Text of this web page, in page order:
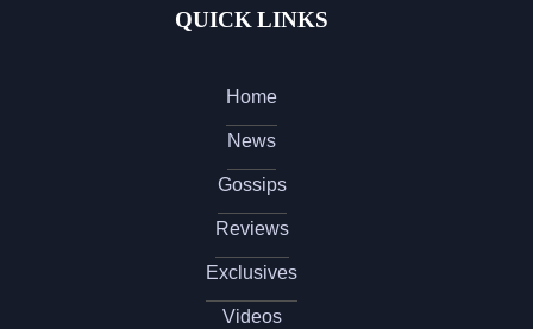
QUICK LINKS
Home
News
Gossips
Reviews
Exclusives
Videos